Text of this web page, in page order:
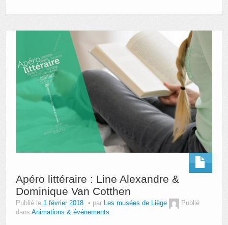
Apéro littéraire : Line Alexandre &
Dominique Van Cotthen
Publié le 1 février 2018 par Les musées de Liège
Publié
dans Animations & événements